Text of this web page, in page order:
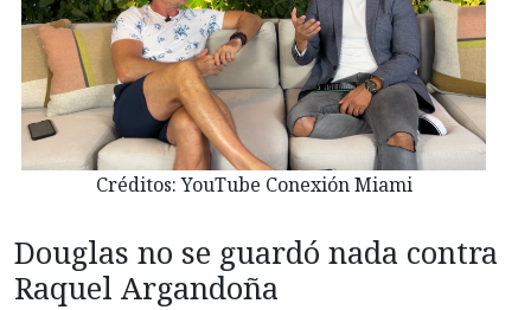
Créditos: YouTube Conexión Miami
Douglas no se guardó nada contra
Raquel Argandoña